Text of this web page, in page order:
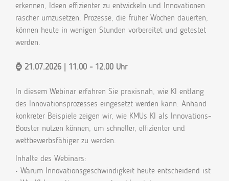
erkennen, Ideen effizienter zu entwickeln und Innovationen
rascher umzusetzen. Prozesse, die früher Wochen dauerten,
können heute in wenigen Stunden vorbereitet und getestet
werden.
⌚ 21.07.2026 | 11.00 - 12.00 Uhr
In diesem Webinar erfahren Sie praxisnah, wie KI entlang
des Innovationsprozesses eingesetzt werden kann. Anhand
konkreter Beispiele zeigen wir, wie KMUs KI als Innovations-
Booster nutzen können, um schneller, effizienter und
wettbewerbsfähiger zu werden.
Inhalte des Webinars:
• Warum Innovationsgeschwindigkeit heute entscheidend ist